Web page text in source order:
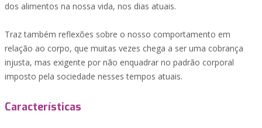
dos alimentos na nossa vida, nos dias atuais.
Traz também reflexões sobre o nosso comportamento em
relação ao corpo, que muitas vezes chega a ser uma cobrança
injusta, mas exigente por não enquadrar no padrão corporal
imposto pela sociedade nesses tempos atuais.
Características